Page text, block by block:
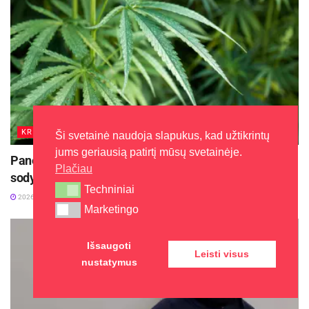
pasiūlymais. Būtina tikrinti gautas nuorodas,
neatskleisti savo asmeninių duomenų ir visada
būti atsargiems, ypač kai bendraujama su
nepažįstamais asmenimis internete.
Šaltinis: Vilniaus apskr. VPK
KRIMINALAI
Panevėžio pareigūnai surado Kupiškio rajono
sodyboje kanapių plantaciją
2026-07-23
Ši svetainė naudoja slapukus, kad užtikrintų
jums geriausią patirtį mūsų svetainėje.
Plačiau
Techniniai
Techniniai
Marketingo
Marketingo
Išsaugoti
nustatymus
Leisti visus